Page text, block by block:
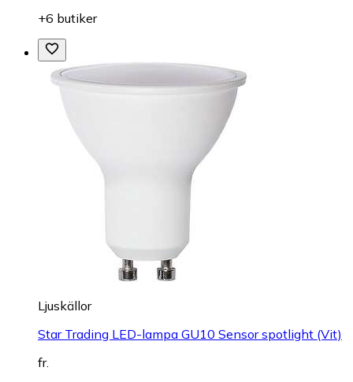
+6 butiker
Ljuskällor
Star Trading LED-lampa GU10 Sensor spotlight (Vit)
fr.